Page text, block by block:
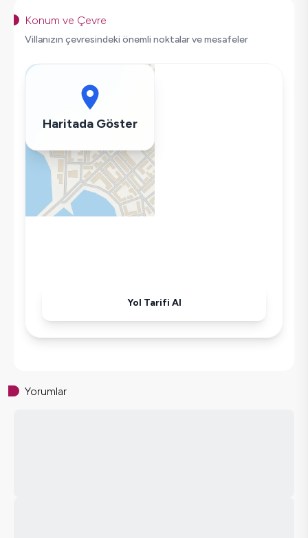
Salıncak
Şömine
Bulaşık Makinesi
Çamaşır Makinesi
Wifi / İnternet
Tost Makinesi
Kettle
Korunaklı Havuz
Konum ve Çevre
Villanızın çevresindeki önemli noktalar ve mesafeler
Haritada Göster
Yol Tarifi Al
Yorumlar